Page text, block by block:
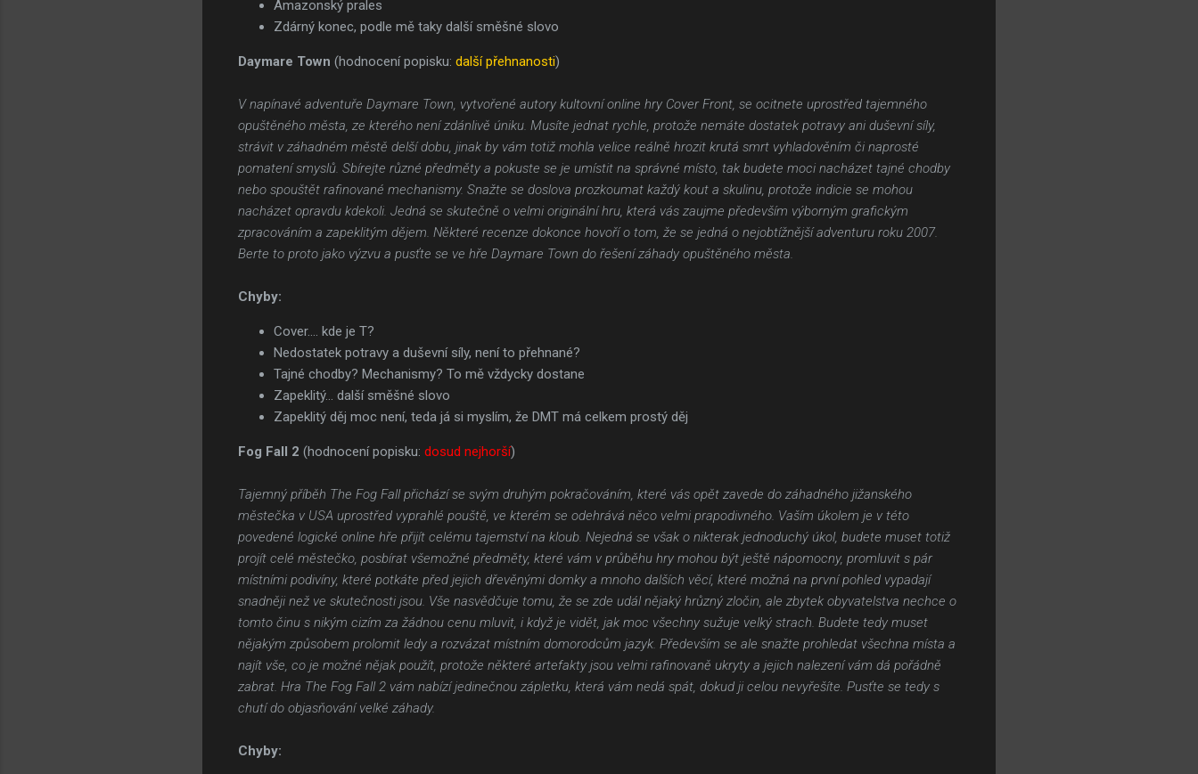
Amazonský prales
Zdárný konec, podle mě taky další směšné slovo
Daymare Town (hodnocení popisku: další přehnanosti)
V napínavé adventuře Daymare Town, vytvořené autory kultovní online hry Cover Front, se ocitnete uprostřed tajemného
opuštěného města, ze kterého není zdánlivě úniku. Musíte jednat rychle, protože nemáte dostatek potravy ani duševní síly,
strávit v záhadném městě delší dobu, jinak by vám totiž mohla velice reálně hrozit krutá smrt vyhladověním či naprosté
pomatení smyslů. Sbírejte různé předměty a pokuste se je umístit na správné místo, tak budete moci nacházet tajné chodby
nebo spouštět rafinované mechanismy. Snažte se doslova prozkoumat každý kout a skulinu, protože indicie se mohou
nacházet opravdu kdekoli. Jedná se skutečně o velmi originální hru, která vás zaujme především výborným grafickým
zpracováním a zapeklitým dějem. Některé recenze dokonce hovoří o tom, že se jedná o nejobtížnější adventuru roku 2007.
Berte to proto jako výzvu a pusťte se ve hře Daymare Town do řešení záhady opuštěného města.
Chyby:
Cover.... kde je T?
Nedostatek potravy a duševní síly, není to přehnané?
Tajné chodby? Mechanismy? To mě vždycky dostane
Zapeklitý... další směšné slovo
Zapeklitý děj moc není, teda já si myslím, že DMT má celkem prostý děj
Fog Fall 2 (hodnocení popisku: dosud nejhorší)
Tajemný příběh The Fog Fall přichází se svým druhým pokračováním, které vás opět zavede do záhadného jižanského
městečka v USA uprostřed vyprahlé pouště, ve kterém se odehrává něco velmi prapodivného. Vaším úkolem je v této
povedené logické online hře přijít celému tajemství na kloub. Nejedná se však o nikterak jednoduchý úkol, budete muset totiž
projít celé městečko, posbírat všemožné předměty, které vám v průběhu hry mohou být ještě nápomocny, promluvit s pár
místními podivíny, které potkáte před jejich dřevěnými domky a mnoho dalších věcí, které možná na první pohled vypadají
snadněji než ve skutečnosti jsou. Vše nasvědčuje tomu, že se zde udál nějaký hrůzný zločin, ale zbytek obyvatelstva nechce o
tomto činu s nikým cizím za žádnou cenu mluvit, i když je vidět, jak moc všechny sužuje velký strach. Budete tedy muset
nějakým způsobem prolomit ledy a rozvázat místním domorodcům jazyk. Především se ale snažte prohledat všechna místa a
najít vše, co je možné nějak použít, protože některé artefakty jsou velmi rafinovaně ukryty a jejich nalezení vám dá pořádně
zabrat. Hra The Fog Fall 2 vám nabízí jedinečnou zápletku, která vám nedá spát, dokud ji celou nevyřešíte. Pusťte se tedy s
chutí do objasňování velké záhady.
Chyby: